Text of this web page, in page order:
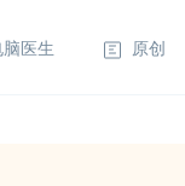
医生 原创